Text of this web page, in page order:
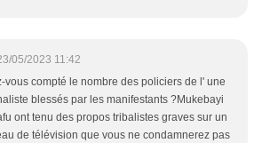
05/2023 11:42
vous compté le nombre des policiers de l' une
blessés par les manifestants ?Mukebayi
ont tenu des propos tribalistes graves sur un
de télévision que vous ne condamnerez pas